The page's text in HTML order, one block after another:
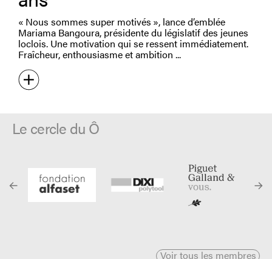
« Nous sommes super motivés », lance d’emblée
Mariama Bangoura, présidente du législatif des jeunes
loclois. Une motivation qui se ressent immédiatement.
Fraîcheur, enthousiasme et ambition
Le cercle du Ô
Voir tous les membres